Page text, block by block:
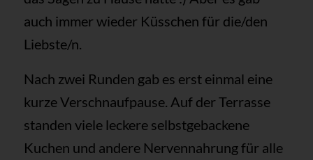
auch immer wieder Küsschen für die/den
Liebste/n.
Nach zwei Runden gab es erst einmal eine
kurze Verschnaufpause. Auf der Terrasse
standen viele leckere selbstgebackene
Kuchen und andere Nervennahrung für alle